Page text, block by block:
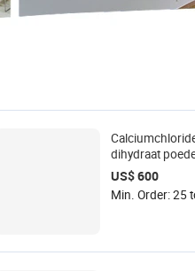
dihydraat
vlokkenzout,
US$ 600
Min. Order: 25